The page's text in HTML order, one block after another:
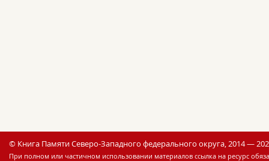
© Книга Памяти Северо-Западного федерального округа, 2014 —
При полном или частичном использовании материалов ссылка на ресурс